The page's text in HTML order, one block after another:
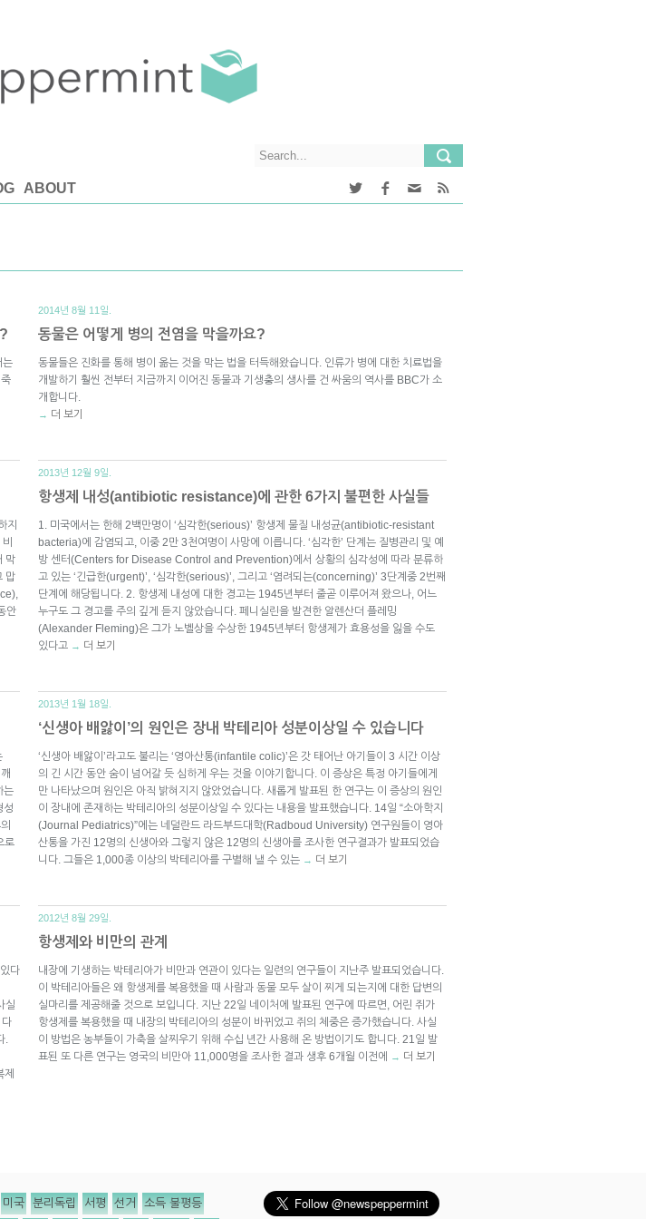
ABOUT
는
2014년 8월 11일.
동물은 어떻게 병의 전염을 막을까요?
동물들은 진화를 통해 병이 옮는 것을 막는 법을 터득해왔습니다. 인류가 병에 대한 치료법을
개발하기 훨씬 전부터 지금까지 이어진 동물과 기생충의 생사를 건 싸움의 역사를 BBC가 소
개합니다.
→ 더 보기
지
막
맙
안
2013년 12월 9일.
항생제 내성(antibiotic resistance)에 관한 6가지 불편한 사실들
1. 미국에서는 한해 2백만명이 ‘심각한(serious)’ 항생제 물질 내성균(antibiotic-resistant
bacteria)에 감염되고, 이중 2만 3천여명이 사망에 이릅니다. ‘심각한’ 단계는 질병관리 및 예
방 센터(Centers for Disease Control and Prevention)에서 상황의 심각성에 따라 분류하
고 있는 ‘긴급한(urgent)’, ‘심각한(serious)’, 그리고 ‘염려되는(concerning)’ 3단계중 2번째
단계에 해당됩니다. 2. 항생제 내성에 대한 경고는 1945년부터 줄곧 이루어져 왔으나, 어느
누구도 그 경고를 주의 깊게 듣지 않았습니다. 페니실린을 발견한 알렌산더 플레밍
(Alexander Fleming)은 그가 노벨상을 수상한 1945년부터 항생제가 효용성을 잃을 수도
있다고 → 더 보기
는
성
로
2013년 1월 18일.
‘신생아 배앓이’의 원인은 장내 박테리아 성분이상일 수 있습니다
‘신생아 배앓이’라고도 불리는 ‘영아산통(infantile colic)’은 갓 태어난 아기들이 3 시간 이상
의 긴 시간 동안 숨이 넘어갈 듯 심하게 우는 것을 이야기합니다. 이 증상은 특정 아기들에게
만 나타났으며 원인은 아직 밝혀지지 않았었습니다. 새롭게 발표된 한 연구는 이 증상의 원인
이 장내에 존재하는 박테리아의 성분이상일 수 있다는 내용을 발표했습니다. 14일 “소아학지
(Journal Pediatrics)”에는 네덜란드 라드부드대학(Radboud University) 연구원들이 영아
산통을 가진 12명의 신생아와 그렇지 않은 12명의 신생아를 조사한 연구결과가 발표되었습
니다. 그들은 1,000종 이상의 박테리아를 구별해 낼 수 있는 → 더 보기
다
실
.
2012년 8월 29일.
항생제와 비만의 관계
내장에 기생하는 박테리아가 비만과 연관이 있다는 일련의 연구들이 지난주 발표되었습니다.
이 박테리아들은 왜 항생제를 복용했을 때 사람과 동물 모두 살이 찌게 되는지에 대한 답변의
실마리를 제공해줄 것으로 보입니다. 지난 22일 네이처에 발표된 연구에 따르면, 어린 쥐가
항생제를 복용했을 때 내장의 박테리아의 성분이 바뀌었고 쥐의 체중은 증가했습니다. 사실
이 방법은 농부들이 가축을 살찌우기 위해 수십 년간 사용해 온 방법이기도 합니다. 21일 발
표된 또 다른 연구는 영국의 비만아 11,000명을 조사한 결과 생후 6개월 이전에
→ 더 보기
미국 분리독립 서평 선거 소득 불평등